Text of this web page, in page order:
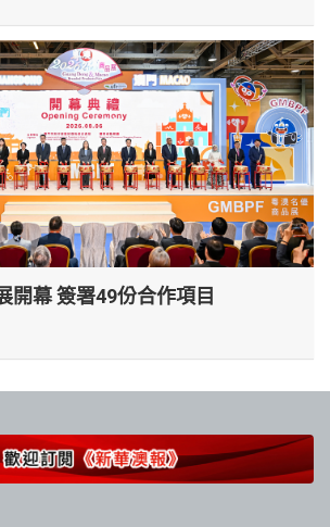
開幕 簽署49份合作項目